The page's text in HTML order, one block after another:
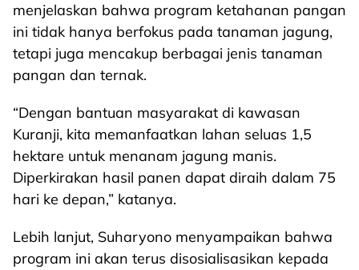
menjelaskan bahwa program ketahanan pangan
ini tidak hanya berfokus pada tanaman jagung,
tetapi juga mencakup berbagai jenis tanaman
pangan dan ternak.
“Dengan bantuan masyarakat di kawasan
Kuranji, kita memanfaatkan lahan seluas 1,5
hektare untuk menanam jagung manis.
Diperkirakan hasil panen dapat diraih dalam 75
hari ke depan,” katanya.
Lebih lanjut, Suharyono menyampaikan bahwa
program ini akan terus disosialisasikan kepada